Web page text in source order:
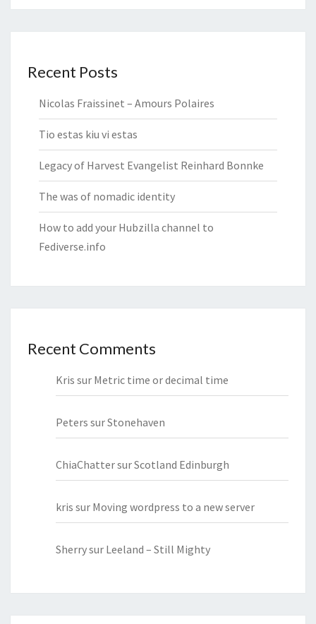
Recent Posts
Nicolas Fraissinet – Amours Polaires
Tio estas kiu vi estas
Legacy of Harvest Evangelist Reinhard Bonnke
The was of nomadic identity
How to add your Hubzilla channel to
Fediverse.info
Recent Comments
Kris sur Metric time or decimal time
Peters surStonehaven
ChiaChattersurScotland Edinburgh
kris sur Moving wordpress to a new server
Sherrysur Leeland – Still Mighty